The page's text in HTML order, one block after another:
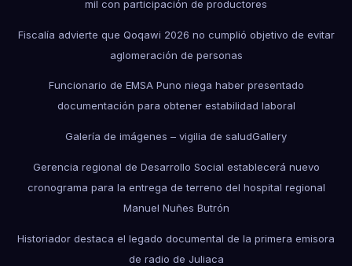
mil con participación de productores
Fiscalía advierte que Qoqawi 2026 no cumplió objetivo de evitar
aglomeración de personas
Funcionario de EMSA Puno niega haber presentado
documentación para obtener estabilidad laboral
Galería de imágenes – vigilia de saludGallery
Gerencia regional de Desarrollo Social establecerá nuevo
cronograma para la entrega de terreno del hospital regional
Manuel Nuñes Butrón
Historiador destaca el legado documental de la primera emisora
de radio de Juliaca